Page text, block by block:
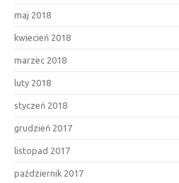
maj 2018
kwiecień 2018
marzec 2018
luty 2018
styczeń 2018
grudzień 2017
listopad 2017
październik 2017